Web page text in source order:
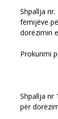
Shpallja
fëmijëve
dorëzimin
Prokurimi
Shpallja nr
për